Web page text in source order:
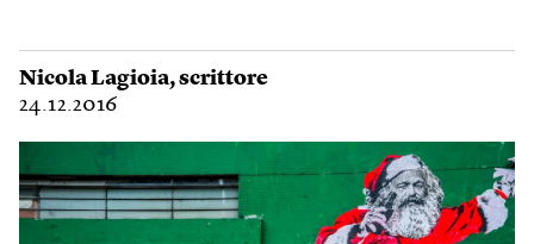
Nicola Lagioia, scrittore
24.12.2016